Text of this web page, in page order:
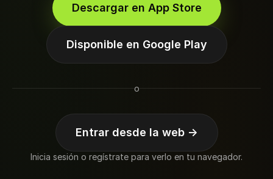
Descargar en App Store
Disponible en Google Play
o
Entrar desde la web →
Inicia sesión o regístrate para verlo en tu navegador.